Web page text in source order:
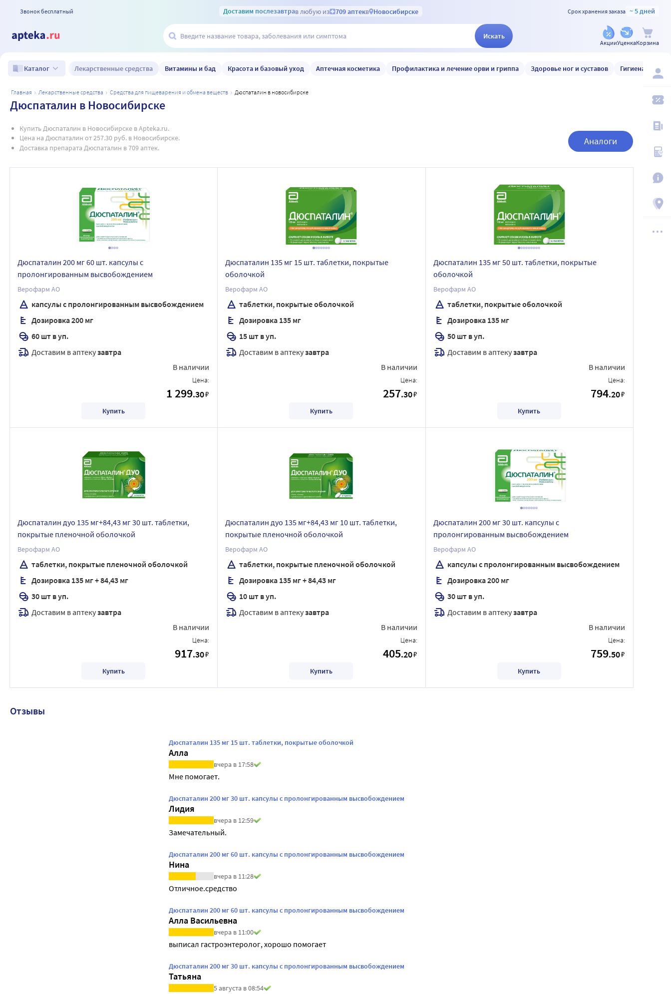
Звонок бесплатный Доставим послезавтрав любую из 709 аптекв Новосибирске Срок хранения заказа ~ 5 дней
Искать
АкцииУценкаКорзина
Каталог Лекарственные средства Витамины и бад Красота и базовый уход Аптечная косметика Профилактика и лечение орви и гриппа Здоровье ног и суставов Гигиена и уход
главная лекарственные средства средства для пищеварения и обмена веществ дюспаталин в новосибирске
Дюспаталин в Новосибирске
Купить Дюспаталин в Новосибирске в Apteka.ru.
Цена на Дюспаталин от 257.30 руб. в Новосибирске.
Доставка препарата Дюспаталин в 709 аптек.
Аналоги
Дюспаталин 200 мг 60 шт. капсулы с
пролонгированным высвобождением
Верофарм АО
капсулы с пролонгированным высвобождением
Дозировка 200 мг
60 шт в уп.
Доставим в аптекузавтра
В наличии
Цена:
1 299.30₽
Купить
Дюспаталин 135 мг 15 шт. таблетки, покрытые
оболочкой
Верофарм АО
таблетки, покрытые оболочкой
Дозировка 135 мг
15 шт в уп.
Доставим в аптекузавтра
В наличии
Цена:
257.30₽
Купить
Дюспаталин 135 мг 50 шт. таблетки, покрытые
оболочкой
Верофарм АО
таблетки, покрытые оболочкой
Дозировка 135 мг
50 шт в уп.
Доставим в аптекузавтра
В наличии
Цена:
794.20₽
Купить
Дюспаталин дуо 135 мг+84,43 мг 30 шт. таблетки,
покрытые пленочной оболочкой
Верофарм АО
таблетки, покрытые пленочной оболочкой
Дозировка 135 мг + 84,43 мг
30 шт в уп.
Доставим в аптекузавтра
В наличии
Цена:
917.30₽
Купить
Дюспаталин дуо 135 мг+84,43 мг 10 шт. таблетки,
покрытые пленочной оболочкой
Верофарм АО
таблетки, покрытые пленочной оболочкой
Дозировка 135 мг + 84,43 мг
10 шт в уп.
Доставим в аптекузавтра
В наличии
Цена:
405.20₽
Купить
Дюспаталин 200 мг 30 шт. капсулы с
пролонгированным высвобождением
Верофарм АО
капсулы с пролонгированным высвобождением
Дозировка 200 мг
30 шт в уп.
Доставим в аптекузавтра
В наличии
Цена:
759.50₽
Купить
Отзывы
Дюспаталин 135 мг 15 шт. таблетки, покрытые оболочкой
Алла
вчера в 17:58
Мне помогает.
Дюспаталин 200 мг 30 шт. капсулы с пролонгированным высвобождением
Лидия
вчера в 12:59
Замечательный.
Дюспаталин 200 мг 60 шт. капсулы с пролонгированным высвобождением
Нина
вчера в 11:28
Отличное.средство
Дюспаталин 200 мг 60 шт. капсулы с пролонгированным высвобождением
Алла Васильевна
вчера в 11:00
выписал гастроэнтеролог, хорошо помогает
Дюспаталин 200 мг 30 шт. капсулы с пролонгированным высвобождением
Татьяна
5 августа в 08:54